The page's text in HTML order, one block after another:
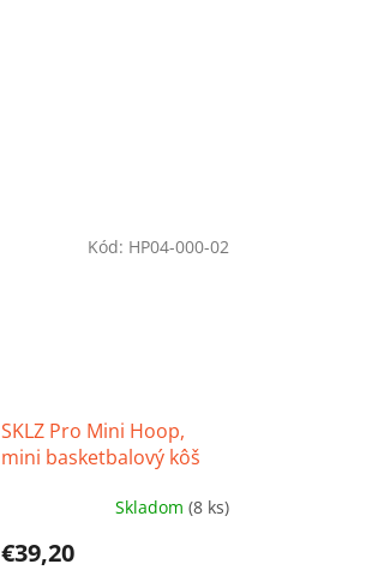
SKLZ Pro Mini Hoop,
mini basketbalový kôš
produktu
Skladom(8 ks)
€39,20
Kód: HP04-000-02